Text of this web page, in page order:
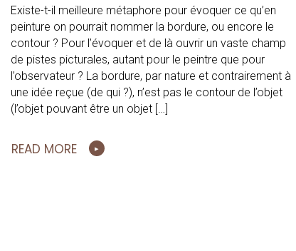
Existe-t-il meilleure métaphore pour évoquer ce qu’en
peinture on pourrait nommer la bordure, ou encore le
contour ? Pour l’évoquer et de là ouvrir un vaste champ
de pistes picturales, autant pour le peintre que pour
l’observateur ? La bordure, par nature et contrairement à
une idée reçue (de qui ?), n’est pas le contour de l’objet
(l’objet pouvant être un objet […]
READ MORE